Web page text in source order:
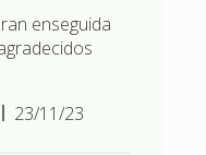
enseguida
Fecha
23/11/23